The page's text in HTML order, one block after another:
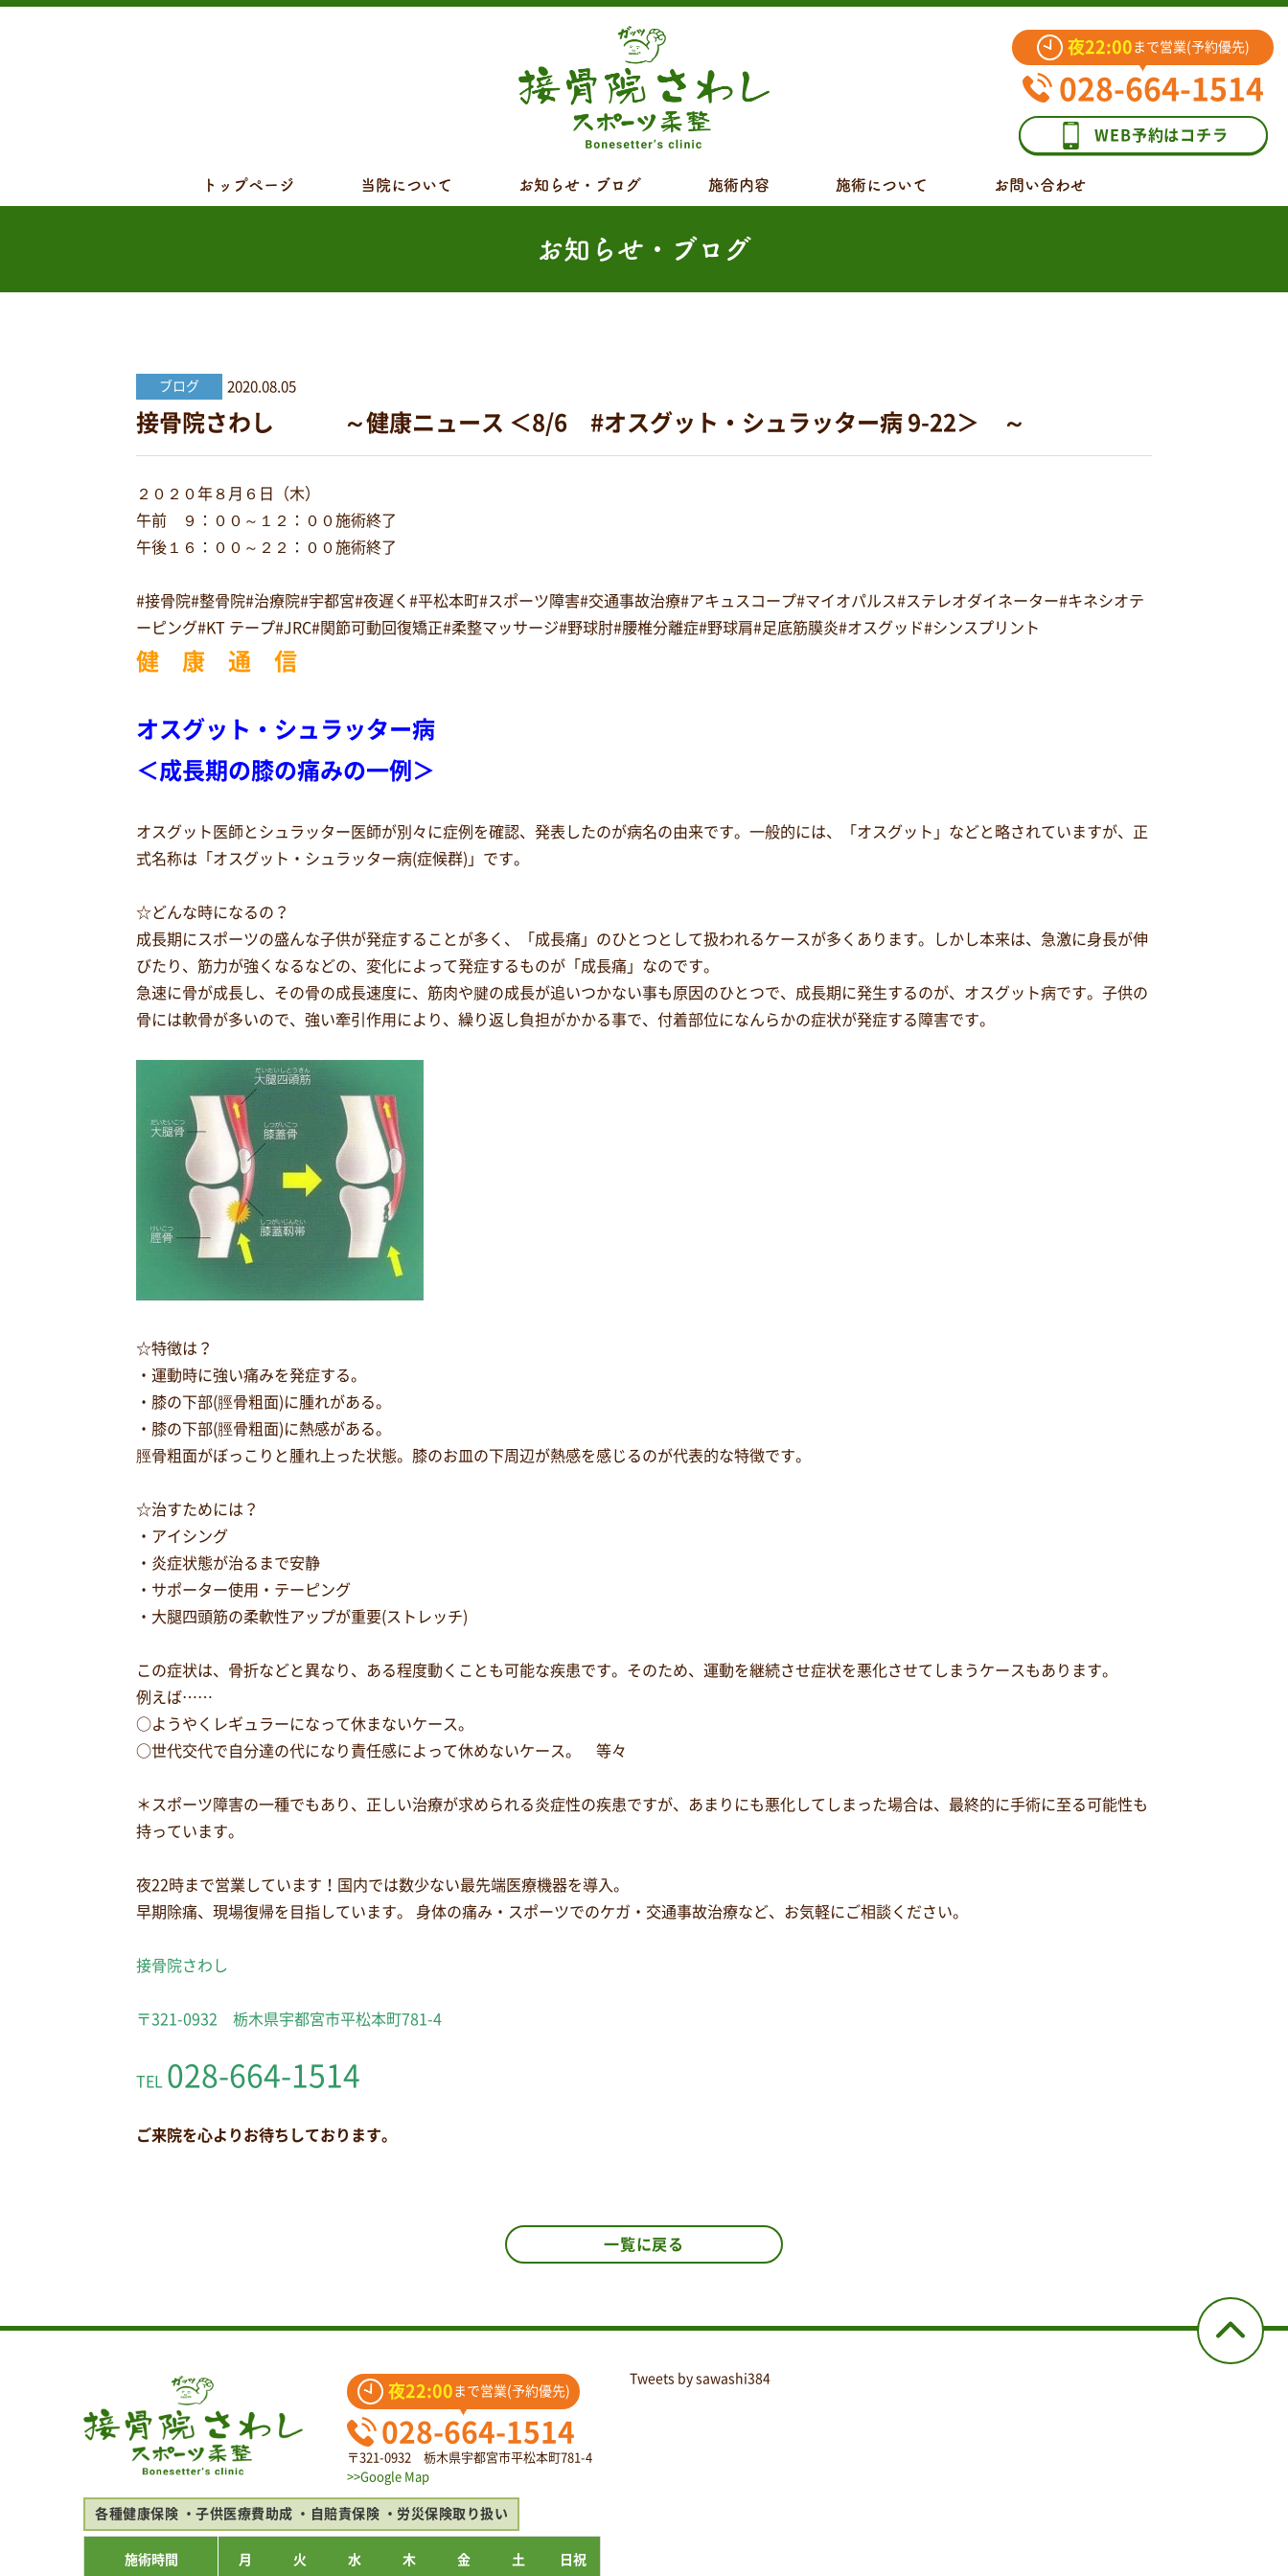
夜22:00 まで営業(予約優先)
028-664-1514
WEB予約はコチラ
トップページ 当院について お知らせ・ブログ 施術内容 施術について お問い合わせ
お知らせ・ブログ
ブログ 2020.08.05
接骨院さわし ～健康ニュース ＜8/6 #オスグット・シュラッター病 9-22＞ ～
２０２０年８月６日（木）
午前 ９：００～１２：００施術終了
午後１６：００～２２：００施術終了
#接骨院#整骨院#治療院#宇都宮#夜遅く#平松本町#スポーツ障害#交通事故治療#アキュスコープ#マイオパルス#ステレオダイネーター#キネシオテ
ーピング#KT テープ#JRC#関節可動回復矯正#柔整マッサージ#野球肘#腰椎分離症#野球肩#足底筋膜炎#オスグッド#シンスプリント
健 康 通 信
オスグット・シュラッター病
＜成長期の膝の痛みの一例＞
オスグット医師とシュラッター医師が別々に症例を確認、発表したのが病名の由来です。一般的には、「オスグット」などと略されていますが、正
式名称は「オスグット・シュラッター病(症候群)」です。
☆どんな時になるの？
成長期にスポーツの盛んな子供が発症することが多く、「成長痛」のひとつとして扱われるケースが多くあります。しかし本来は、急激に身長が伸
びたり、筋力が強くなるなどの、変化によって発症するものが「成長痛」なのです。
急速に骨が成長し、その骨の成長速度に、筋肉や腱の成長が追いつかない事も原因のひとつで、成長期に発生するのが、オスグット病です。子供の
骨には軟骨が多いので、強い牽引作用により、繰り返し負担がかかる事で、付着部位になんらかの症状が発症する障害です。
☆特徴は？
・運動時に強い痛みを発症する。
・膝の下部(脛骨粗面)に腫れがある。
・膝の下部(脛骨粗面)に熱感がある。
脛骨粗面がぼっこりと腫れ上った状態。膝のお皿の下周辺が熱感を感じるのが代表的な特徴です。
☆治すためには？
・アイシング
・炎症状態が治るまで安静
・サポーター使用・テーピング
・大腿四頭筋の柔軟性アップが重要(ストレッチ)
この症状は、骨折などと異なり、ある程度動くことも可能な疾患です。そのため、運動を継続させ症状を悪化させてしまうケースもあります。
例えば……
○ようやくレギュラーになって休まないケース。
○世代交代で自分達の代になり責任感によって休めないケース。 等々
＊スポーツ障害の一種でもあり、正しい治療が求められる炎症性の疾患ですが、あまりにも悪化してしまった場合は、最終的に手術に至る可能性も
持っています。
夜22時まで営業しています！国内では数少ない最先端医療機器を導入。
早期除痛、現場復帰を目指しています。 身体の痛み・スポーツでのケガ・交通事故治療など、お気軽にご相談ください。
接骨院さわし
〒321-0932 栃木県宇都宮市平松本町781-4
TEL 028-664-1514
ご来院を心よりお待ちしております。
一覧に戻る
夜22:00 まで営業(予約優先)
028-664-1514
〒321-0932 栃木県宇都宮市平松本町781-4
>>Google Map
各種健康保険 子供医療費助成 自賠責保険 労災保険取り扱い
施術時間 月 火 水 木 金 土 日祝
Tweets by sawashi384